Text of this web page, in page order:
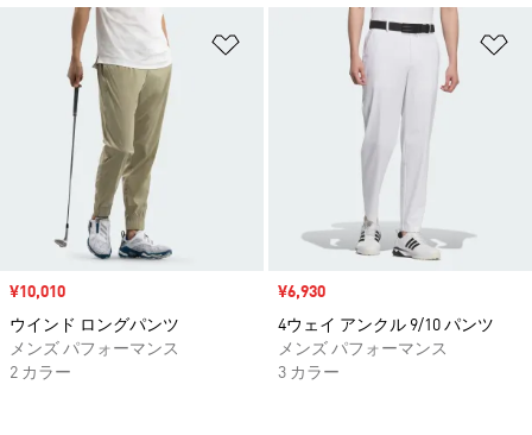
ほしいものリストに追加
セール価格
¥10,010
ウインド ロングパンツ
メンズ パフォーマンス
2 カラー
セール価格
¥6,930
4ウェイ アンクル 9/10 パンツ
メンズ パフォーマンス
3 カラー